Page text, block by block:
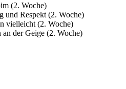
(2. Woche)
und Respekt (2. Woche)
vielleicht (2. Woche)
der Geige (2. Woche)